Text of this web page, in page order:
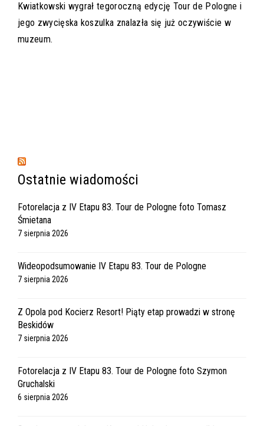
Kwiatkowski wygrał tegoroczną edycję Tour de Pologne i
jego zwycięska koszulka znalazła się już oczywiście w
muzeum.
Ostatnie wiadomości
Fotorelacja z IV Etapu 83. Tour de Pologne foto Tomasz
Śmietana
7 sierpnia 2026
Wideopodsumowanie IV Etapu 83. Tour de Pologne
7 sierpnia 2026
Z Opola pod Kocierz Resort! Piąty etap prowadzi w stronę
Beskidów
7 sierpnia 2026
Fotorelacja z IV Etapu 83. Tour de Pologne foto Szymon
Gruchalski
6 sierpnia 2026